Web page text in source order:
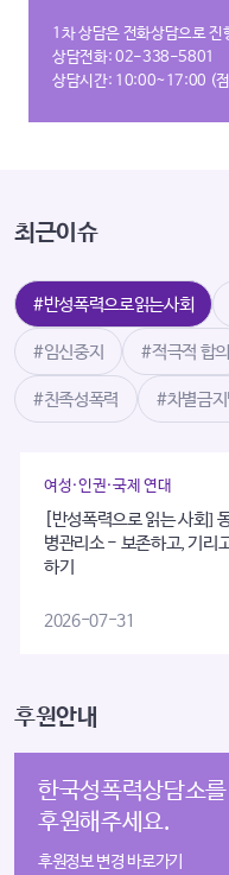
1차 상담은 전화상담으로 진
상담전화: 02-338-5801
상담시간: 10:00~17:00 (
최근이슈
#반성폭력으로읽는사회
#임신중지 #적극적 합의
#친족성폭력 #차별금지
여성·인권·국제 연대
[반성폭력으로 읽는 사회]
병관리소 - 보존하고, 기리
하기
2026-07-31
후원안내
한국성폭력상담소를
후원해주세요.
후원정보 변경 바로가기